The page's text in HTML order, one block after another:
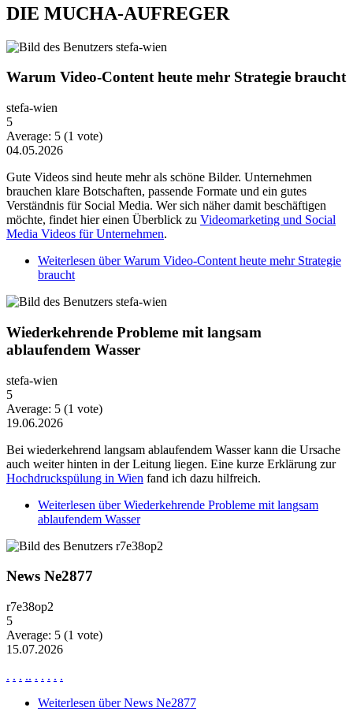
DIE MUCHA-AUFREGER
Warum Video-Content heute mehr Strategie braucht
stefa-wien
5
Average: 5 (1 vote)
04.05.2026
Gute Videos sind heute mehr als schöne Bilder. Unternehmen
brauchen klare Botschaften, passende Formate und ein gutes
Verständnis für Social Media. Wer sich näher damit beschäftigen
möchte, findet hier einen Überblick zu Videomarketing und Social
Media Videos für Unternehmen.
Weiterlesen über Warum Video-Content heute mehr Strategie
braucht
Wiederkehrende Probleme mit langsam
ablaufendem Wasser
stefa-wien
5
Average: 5 (1 vote)
19.06.2026
Bei wiederkehrend langsam ablaufendem Wasser kann die Ursache
auch weiter hinten in der Leitung liegen. Eine kurze Erklärung zur
Hochdruckspülung in Wien fand ich dazu hilfreich.
Weiterlesen über Wiederkehrende Probleme mit langsam
ablaufendem Wasser
News Ne2877
r7e38op2
5
Average: 5 (1 vote)
15.07.2026
. . . .. . . . . .
Weiterlesen über News Ne2877